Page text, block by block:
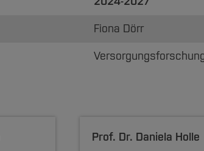
Fiona Dörr
Prof. Dr. Daniela Holle